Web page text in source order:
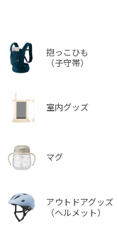
抱っこひも
（子守帯）
室内グッズ
マグ
アウトドアグッズ
（ヘルメット）